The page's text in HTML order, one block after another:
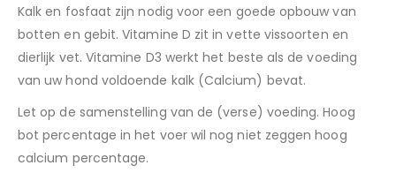
Kalk en fosfaat zijn nodig voor een goede opbouw van
botten en gebit. Vitamine D zit in vette vissoorten en
dierlijk vet. Vitamine D3 werkt het beste als de voeding
van uw hond voldoende kalk (Calcium) bevat.
Let op de samenstelling van de (verse) voeding. Hoog
bot percentage in het voer wil nog niet zeggen hoog
calcium percentage.